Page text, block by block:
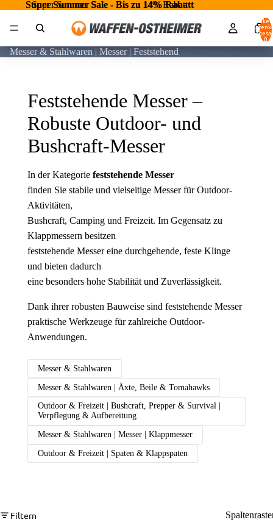
Super Summer Sale - Bis zu 14% Rabatt
Super Summer Sale - Bis zu 14% Rabatt
0
Messer & Stahlwaren | Messer | Feststehend
Feststehende Messer –
Robuste Outdoor- und
Bushcraft-Messer
In der Kategorie feststehende Messer
finden Sie stabile und vielseitige Messer für Outdoor-
Aktivitäten,
Bushcraft, Camping und Freizeit. Im Gegensatz zu
Klappmessern besitzen
feststehende Messer eine durchgehende, feste Klinge
und bieten dadurch
eine besonders hohe Stabilität und Zuverlässigkeit.
Dank ihrer robusten Bauweise sind feststehende Messer
praktische Werkzeuge für zahlreiche Outdoor-
Anwendungen.
Messer & Stahlwaren
Messer & Stahlwaren | Äxte, Beile & Tomahawks
Outdoor & Freizeit | Bushcraft, Prepper & Survival |
Verpflegung & Aufbereitung
Messer & Stahlwaren | Messer | Klappmesser
Outdoor & Freizeit | Spaten & Klappspaten
Filtern